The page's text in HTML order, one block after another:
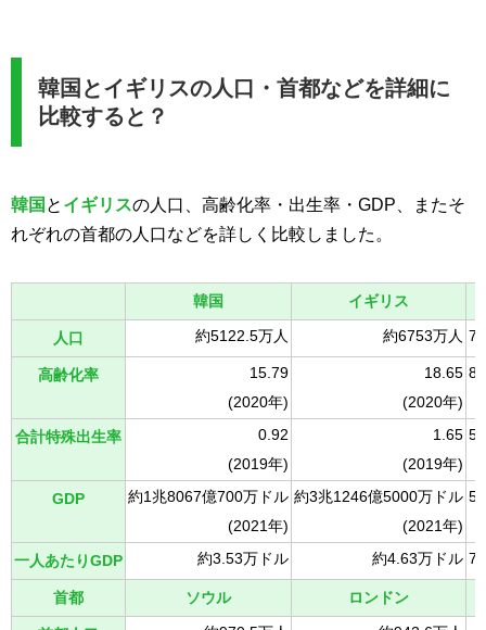
韓国とイギリスの人口・首都などを詳細に
比較すると？
韓国 と イギリスの人口、高齢化率・出生率・GDP、またそ
れぞれの首都の人口などを詳しく比較しました。
韓国 イギリス
人口 約5122.5万人 約6753万人
高齢化率
15.79
(2020年)
18.65
(2020年)
合計特殊出生率
0.92
(2019年)
1.65
(2019年)
GDP
約1兆8067億700万ドル
(2021年)
約3兆1246億5000万ドル
(2021年)
一人あたりGDP 約3.53万ドル 約4.63万ドル
首都 ソウル ロンドン